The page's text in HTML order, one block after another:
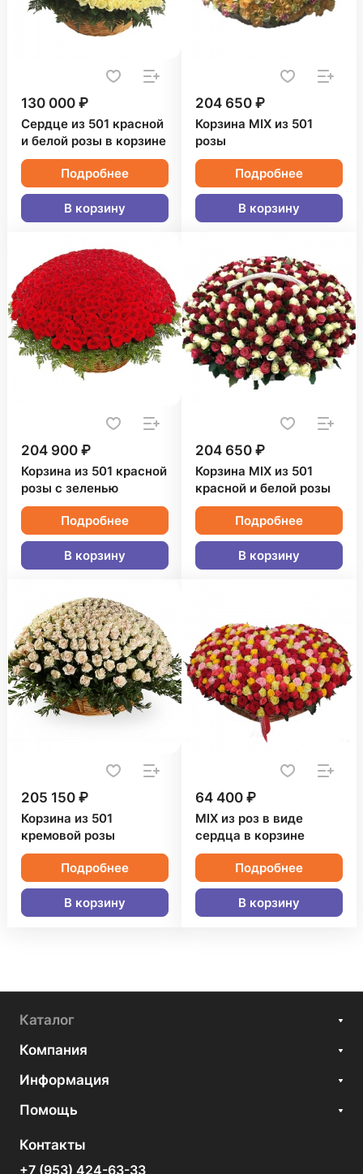
130 000 ₽
Сердце из 501 красной
и белой розы в корзине
Подробнее
В корзину
204 650 ₽
Корзина MIX из 501
розы
Подробнее
В корзину
204 900 ₽
Корзина из 501 красной
розы с зеленью
Подробнее
В корзину
204 650 ₽
Корзина MIX из 501
красной и белой розы
Подробнее
В корзину
205 150 ₽
Корзина из 501
кремовой розы
Подробнее
В корзину
64 400 ₽
MIX из роз в виде
сердца в корзине
Подробнее
В корзину
Каталог
Компания
Информация
Помощь
Контакты
+7 (953) 424-63-33